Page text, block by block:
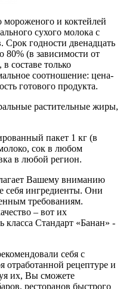
мороженого и коктейлей
сухого молока с
Срок годности двенадцать
80% (в зависимости от
составе только
соотношение: цена-
готового продукта.
растительные жиры,
пакет 1 кг (в
сок в любом
в любой регион.
Вашему вниманию
себя ингредиенты. Они
требованиям.
– вот их
класса Стандарт «Банан» -
себя с
отработанной рецептуре и
их, Вы сможете
ресторанов быстрого